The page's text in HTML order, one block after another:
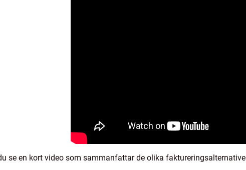
se en kort video som sammanfattar de olika